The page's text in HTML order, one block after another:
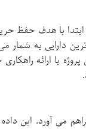
ابتدا با هدف حفظ
دارایی به شمار می
ارائه راهکاری
می آورد. این